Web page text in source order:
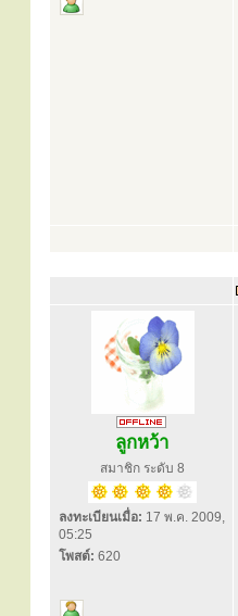
ลูกหว้า
สมาชิก ระดับ 8
ลงทะเบียนเมื่อ: 17 พ.ค. 2009,
05:25
โพสต์: 620